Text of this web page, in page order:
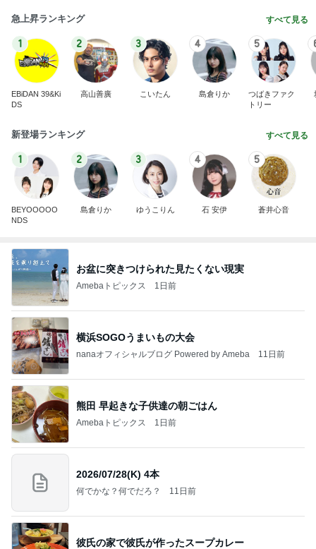
急上昇ランキング すべて見る
1
EBiDAN 39&Ki
DS
2
高山善廣
3
こいたん
4
島倉りか
5
つばきファク
トリー
新登場ランキング すべて見る
1
BEYOOOOO
NDS
2
島倉りか
3
ゆうこりん
4
石 安伊
5
蒼井心音
お盆に突きつけられた見たくない現実
Amebaトピックス 1日前
横浜SOGOうまいもの大会
nanaオフィシャルブログ Powered by Ameba 11日前
熊田 早起きな子供達の朝ごはん
Amebaトピックス 1日前
2026/07/28(K) 4本
何でかな？何でだろ？ 11日前
彼氏の家で彼氏が作ったスープカレー